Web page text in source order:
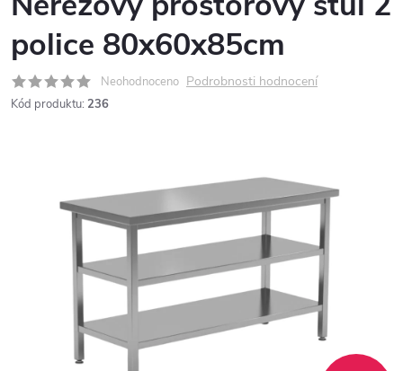
police 80x60x85cm
Neohodnoceno Podrobnosti hodnocení
Kód produktu: 236